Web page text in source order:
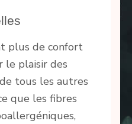
plus de confort
le plaisir des
tous les autres
que les fibres